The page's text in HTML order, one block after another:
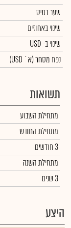
שער בסיס
שינוי באחוזים
שינויב- USD
נפח מסחר(א` USD)
תשואות
מתחילת השבוע
מתחילת החודש
3 חודשים
מתחילת השנה
3 שנים
היצע